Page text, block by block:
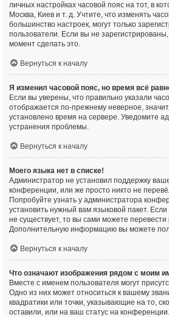
личных настройках часовой пояс на тот, в
Москва, Киев и т. д. Учтите, что изменять
большинство настроек, могут только
пользователи. Если вы не
момент сделать это.
Вернуться к началу
Я изменил часовой пояс, но время всё
Если вы уверены, что правильно указали
отображается по-прежнему неверное,
установлено время на сервере. Уведомите
устранения проблемы.
Вернуться к началу
Моего языка нет в списке!
Администратор не установил поддержку
конференции, или же просто никто не
Попробуйте узнать у администратора
установить нужный вам языковой пакет. Если
не существует, то вы сами можете перевести
Дополнительную информацию вы можете
Вернуться к началу
Что означают изображения рядом с моим
Вместе с именем пользователя могут
Одно из них может относиться к вашему
квадратики или точки, указывающие на то,
оставили, или на ваш статус на